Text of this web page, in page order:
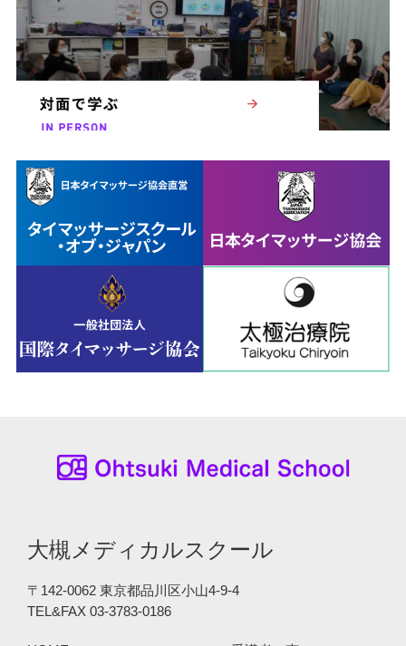
大槻メディカルスクール
〒142-0062 東京都品川区小山4-9-4
TEL&FAX 03-3783-0186